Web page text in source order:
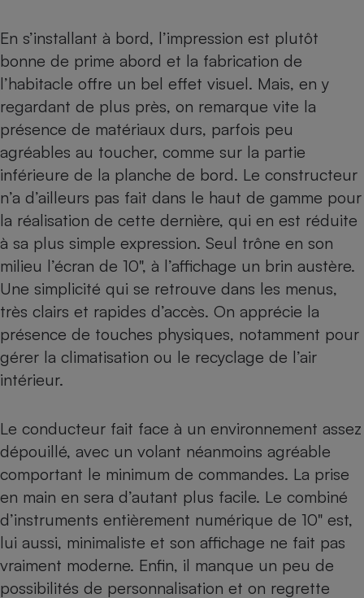
En s’installant à bord, l’impression est plutôt
bonne de prime abord et la fabrication de
l’habitacle offre un bel effet visuel. Mais, en y
regardant de plus près, on remarque vite la
présence de matériaux durs, parfois peu
agréables au toucher, comme sur la partie
inférieure de la planche de bord. Le constructeur
n’a d’ailleurs pas fait dans le haut de gamme pour
la réalisation de cette dernière, qui en est réduite
à sa plus simple expression. Seul trône en son
milieu l’écran de 10", à l’affichage un brin austère.
Une simplicité qui se retrouve dans les menus,
très clairs et rapides d’accès. On apprécie la
présence de touches physiques, notamment pour
gérer la climatisation ou le recyclage de l’air
intérieur.
Le conducteur fait face à un environnement assez
dépouillé, avec un volant néanmoins agréable
comportant le minimum de commandes. La prise
en main en sera d’autant plus facile. Le combiné
d’instruments entièrement numérique de 10" est,
lui aussi, minimaliste et son affichage ne fait pas
vraiment moderne. Enfin, il manque un peu de
possibilités de personnalisation et on regrette